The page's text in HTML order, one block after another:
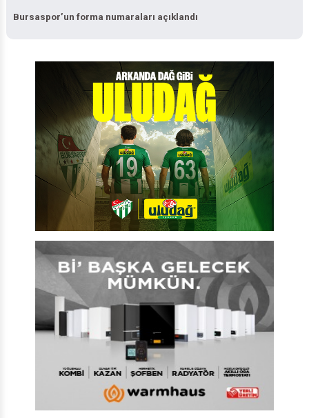
Bursaspor’un forma numaraları açıklandı